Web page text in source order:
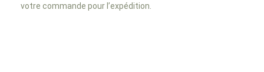
votre commande pour l’expédition.